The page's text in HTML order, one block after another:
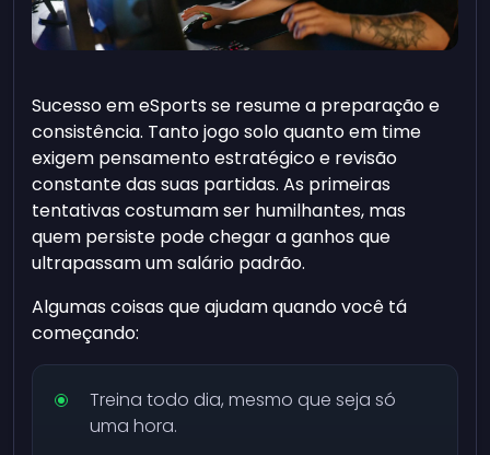
Sucesso em eSports se resume a preparação e
consistência. Tanto jogo solo quanto em time
exigem pensamento estratégico e revisão
constante das suas partidas. As primeiras
tentativas costumam ser humilhantes, mas
quem persiste pode chegar a ganhos que
ultrapassam um salário padrão.
Algumas coisas que ajudam quando você tá
começando:
Treina todo dia, mesmo que seja só
uma hora.